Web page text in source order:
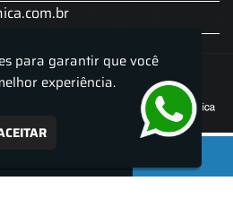
De Chopeira
para garantir que você
experiência.